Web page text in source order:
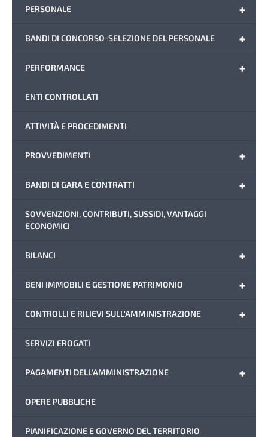
+
PERSONALE
+
BANDI DI CONCORSO-SELEZIONE DEL PERSONALE
+
PERFORMANCE
ENTI CONTROLLATI
ATTIVITÀ E PROCEDIMENTI
+
PROVVEDIMENTI
+
BANDI DI GARA E CONTRATTI
SOVVENZIONI, CONTRIBUTI, SUSSIDI, VANTAGGI
ECONOMICI
+
BILANCI
+
BENI IMMOBILI E GESTIONE PATRIMONIO
+
CONTROLLI E RILIEVI SULL'AMMINISTRAZIONE
SERVIZI EROGATI
+
PAGAMENTI DELL'AMMINISTRAZIONE
OPERE PUBBLICHE
PIANIFICAZIONE E GOVERNO DEL TERRITORIO